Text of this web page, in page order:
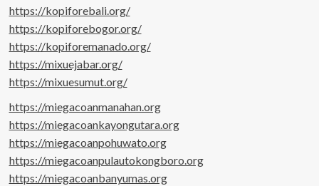
https://kopiforebali.org/
https://kopiforebogor.org/
https://kopiforemanado.org/
https://mixuejabar.org/
https://mixuesumut.org/
https://miegacoanmanahan.org
https://miegacoankayongutara.org
https://miegacoanpohuwato.org
https://miegacoanpulautokongboro.org
https://miegacoanbanyumas.org